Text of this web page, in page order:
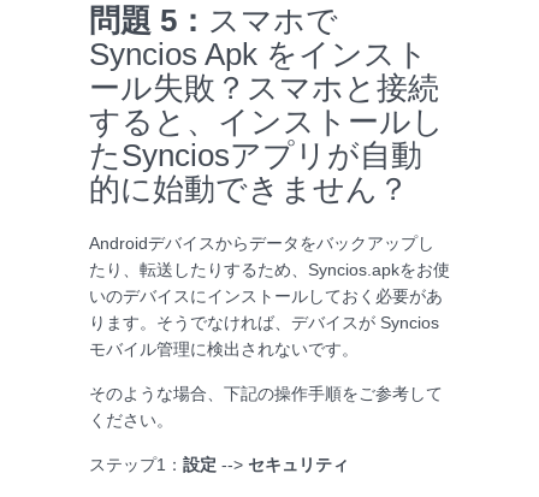
問題 5： スマホで
Syncios Apk をインスト
ール失敗？スマホと接続
すると、インストールし
たSynciosアプリが自動
的に始動できません？
Androidデバイスからデータをバックアップし
たり、転送したりするため、Syncios.apkをお使
いのデバイスにインストールしておく必要があ
ります。そうでなければ、デバイスが Syncios
モバイル管理に検出されないです。
そのような場合、下記の操作手順をご参考して
ください。
ステップ1： 設定 --> セキュリティ